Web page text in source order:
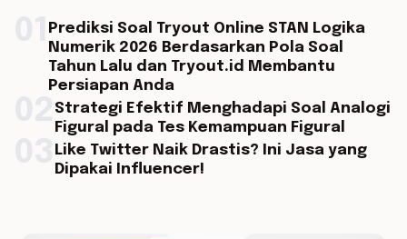
Prediksi Soal Tryout Online STAN Logika
Numerik 2026 Berdasarkan Pola Soal
Tahun Lalu dan Tryout.id Membantu
Persiapan Anda
Strategi Efektif Menghadapi Soal Analogi
Figural pada Tes Kemampuan Figural
Like Twitter Naik Drastis? Ini Jasa yang
Dipakai Influencer!